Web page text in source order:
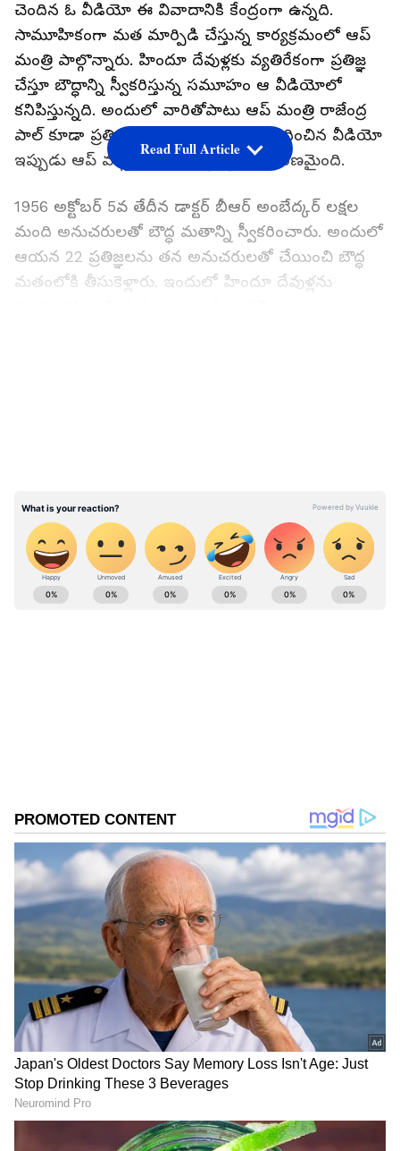
చెందిన ఓ వీడియో ఈ వివాదానికి కేంద్రంగా ఉన్నది.
సామూహికంగా మత మార్పిడి చేస్తున్న కార్యక్రమంలో ఆప్
మంత్రి పాల్గొన్నారు. హిందూ దేవుళ్లకు వ్యతిరేకంగా ప్రతిజ్ఞ
చేస్తూ బౌద్ధాన్ని స్వీకరిస్తున్న సమూహం ఆ వీడియోలో
కనిపిస్తున్నది. అందులో వారితోపాటు ఆప్ మంత్రి రాజేంద్ర
పాల్ కూడా ప్రతిజ్ఞ చేశారు. ఇందుకు సంబంధించిన వీడియో
ఇప్పుడు ఆప్ వర్సెస్ బీజేపీ వ్యాఖ్యలకు కారణమైంది.
1956 అక్టోబర్ 5వ తేదీన డాక్టర్ బీఆర్ అంబేద్కర్ లక్షల
మంది అనుచరులతో బౌద్ధ మతాన్ని స్వీకరించారు. అందులో
ఆయన 22 ప్రతిజ్ఞలను తన అనుచరులతో చేయించి బౌద్ధ
మతంలోకి తీసుకెళ్లారు. ఇందులో హిందూ దేవుళ్లను
ఈ ప్రతిజ్ఞలో భాగంగా ఆప్ మంత్రి కూడా వేలాది మందితో
కలిసి ఈ ప్రతిజ్ఞలు చేశారు. ‘నాకు బ్రహ్మ, విష్ణు, మహేశ్వరలో
విశ్వాసం లేదు. వారిని పూజించను’ అని మంత్రి అనడం
వీడియోలో వినిపిస్తున్నది.
Read Full Article
ABOUT THE AUTHOR
DOWNLOAD APP